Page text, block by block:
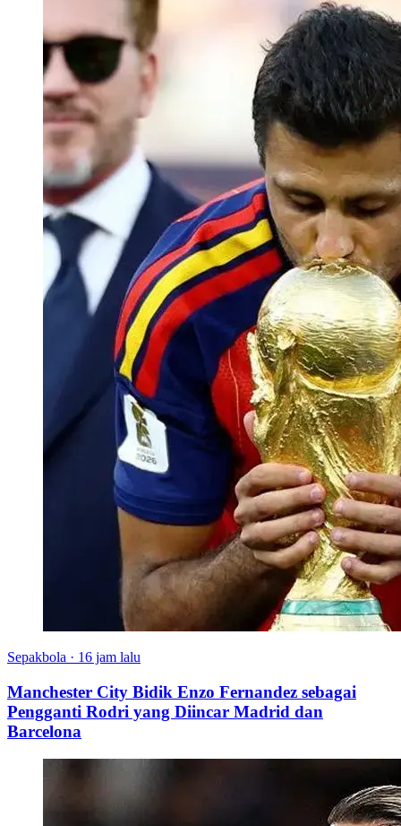
Sepakbola · 16 jam lalu
Manchester City Bidik Enzo Fernandez sebagai
Pengganti Rodri yang Diincar Madrid dan
Barcelona